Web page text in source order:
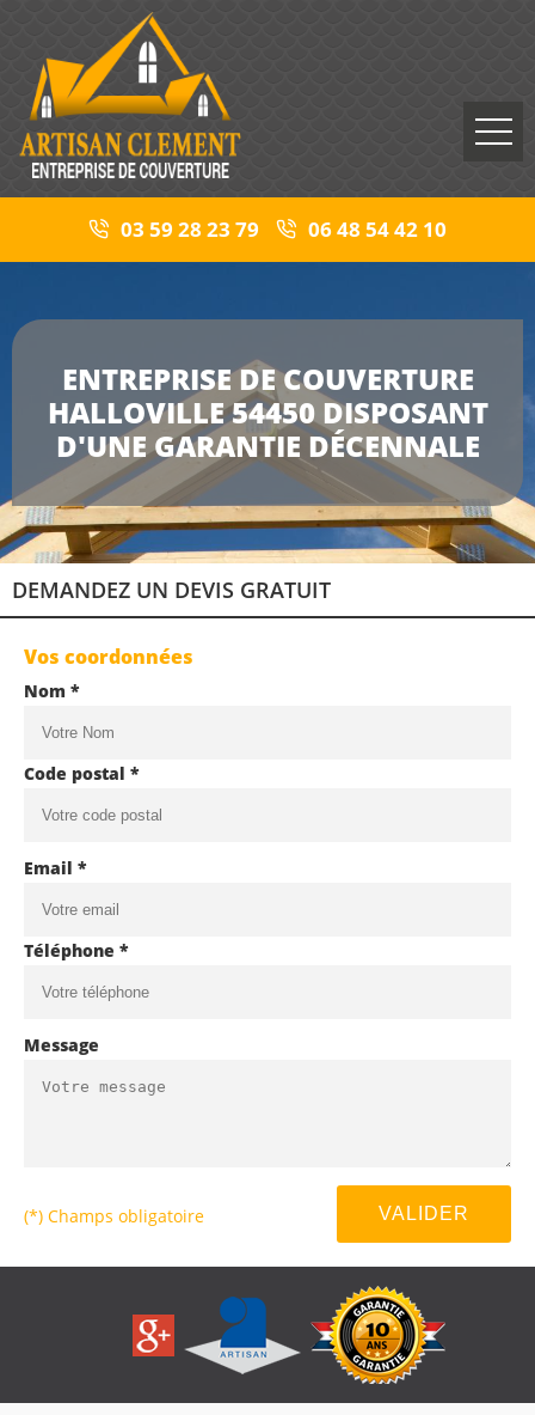
03 59 28 23 79 06 48 54 42 10
ENTREPRISE DE COUVERTURE
HALLOVILLE 54450 DISPOSANT
D'UNE GARANTIE DÉCENNALE
DEMANDEZ UN DEVIS GRATUIT
Vos coordonnées
Nom *
Code postal *
Email *
Téléphone *
Message
(*) Champs obligatoire